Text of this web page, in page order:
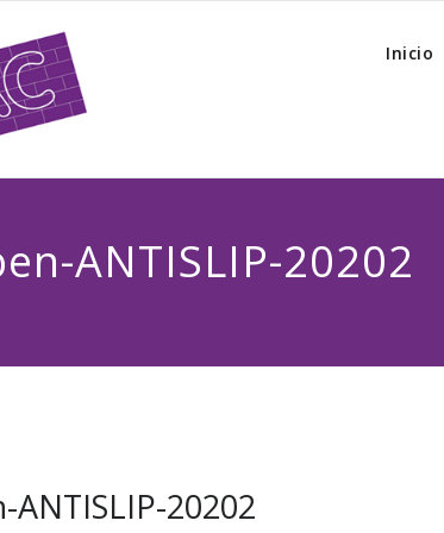
Inicio
ANTISLIP-20202
ANTISLIP-20202